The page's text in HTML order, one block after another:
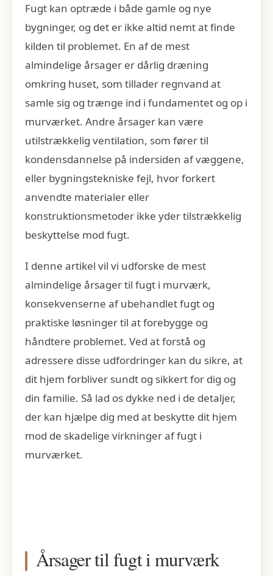
Fugt kan optræde i både gamle og nye
bygninger, og det er ikke altid nemt at finde
kilden til problemet. En af de mest
almindelige årsager er dårlig dræning
omkring huset, som tillader regnvand at
samle sig og trænge ind i fundamentet og op i
murværket. Andre årsager kan være
utilstrækkelig ventilation, som fører til
kondensdannelse på indersiden af væggene,
eller bygningstekniske fejl, hvor forkert
anvendte materialer eller
konstruktionsmetoder ikke yder tilstrækkelig
beskyttelse mod fugt.
I denne artikel vil vi udforske de mest
almindelige årsager til fugt i murværk,
konsekvenserne af ubehandlet fugt og
praktiske løsninger til at forebygge og
håndtere problemet. Ved at forstå og
adressere disse udfordringer kan du sikre, at
dit hjem forbliver sundt og sikkert for dig og
din familie. Så lad os dykke ned i de detaljer,
der kan hjælpe dig med at beskytte dit hjem
mod de skadelige virkninger af fugt i
murværket.
Årsager til fugt i murværk